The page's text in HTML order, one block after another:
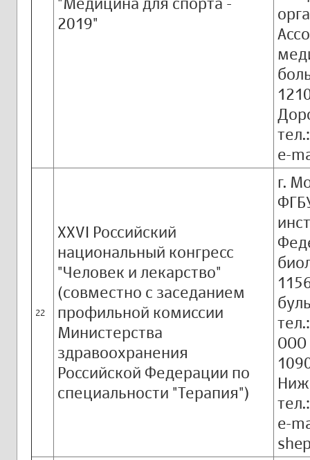
2019"
e-
22
XXVI Российский
национальный конгресс
"Человек и лекарство"
(совместно с заседанием
профильной комиссии
Министерства
здравоохранения
Российской Федерации по
специальности "Терапия")
г.
ООО
e-